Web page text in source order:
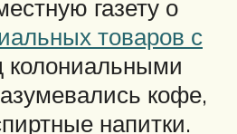
газету о
товаров с
колониальными
кофе,
напитки.